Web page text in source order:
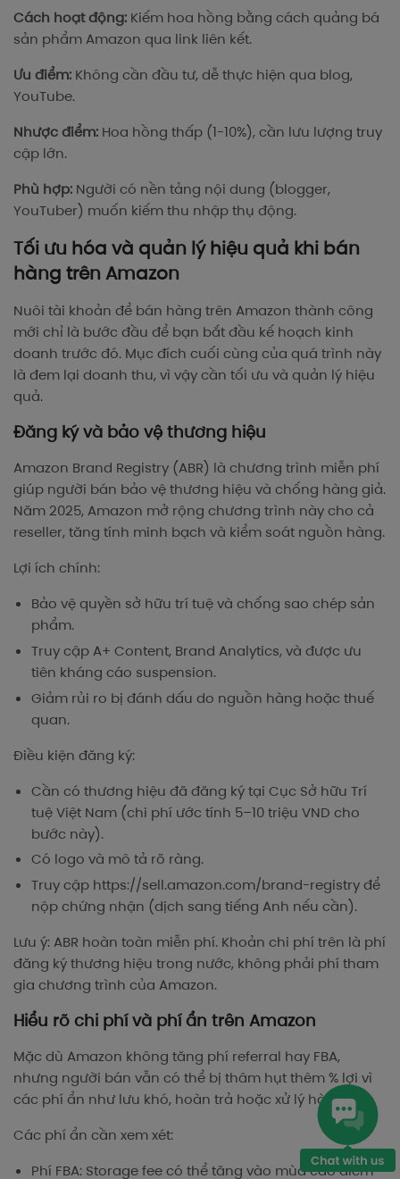
Cách hoạt động: Kiếm hoa hồng bằng cách quảng bá
sản phẩm Amazon qua link liên kết.
Ưu điểm: Không cần đầu tư, dễ thực hiện qua blog,
YouTube.
Nhược điểm: Hoa hồng thấp (1-10%), cần lưu lượng truy
cập lớn.
Phù hợp: Người có nền tảng nội dung (blogger,
YouTuber) muốn kiếm thu nhập thụ động.
Tối ưu hóa và quản lý hiệu quả khi bán
hàng trên Amazon
Nuôi tài khoản để bán hàng trên Amazon thành công
mới chỉ là bước đầu để bạn bắt đầu kế hoạch kinh
doanh trước đó. Mục đích cuối cùng của quá trình này
là đem lại doanh thu, vì vậy cần tối ưu và quản lý hiệu
quả.
Đăng ký và bảo vệ thương hiệu
Amazon Brand Registry (ABR) là chương trình miễn phí
giúp người bán bảo vệ thương hiệu và chống hàng giả.
Năm 2025, Amazon mở rộng chương trình này cho cả
reseller, tăng tính minh bạch và kiểm soát nguồn hàng.
Lợi ích chính:
Bảo vệ quyền sở hữu trí tuệ và chống sao chép sản
phẩm.
Truy cập A+ Content, Brand Analytics, và được ưu
tiên kháng cáo suspension.
Giảm rủi ro bị đánh dấu do nguồn hàng hoặc thuế
quan.
Điều kiện đăng ký:
Cần có thương hiệu đã đăng ký tại Cục Sở hữu Trí
tuệ Việt Nam (chi phí ước tính 5–10 triệu VND cho
bước này).
Có logo và mô tả rõ ràng.
Truy cập https://sell.amazon.com/brand-registry để
nộp chứng nhận (dịch sang tiếng Anh nếu cần).
Lưu ý: ABR hoàn toàn miễn phí. Khoản chi phí trên là phí
đăng ký thương hiệu trong nước, không phải phí tham
gia chương trình của Amazon.
Hiểu rõ chi phí và phí ẩn trên Amazon
Mặc dù Amazon không tăng phí referral hay FBA,
nhưng người bán vẫn có thể bị thâm hụt thêm % lợi vì
các phí ẩn như lưu khó, hoàn trả hoặc xử lý hàng.
Các phí ẩn cần xem xét:
Phí FBA: Storage fee có thể tăng vào mùa cao điểm